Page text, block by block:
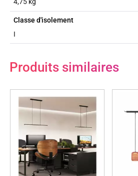
4,75 kg
Classe d'isolement
I
Produits similaires